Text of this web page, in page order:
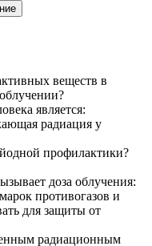
веществ в
является:
радиация у
профилактики?
доза облучения:
противогазов и
для защиты от
радиационным